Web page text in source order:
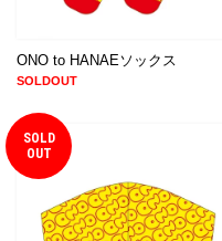
ONO to HANAEソックス
SOLDOUT
SOLD
OUT